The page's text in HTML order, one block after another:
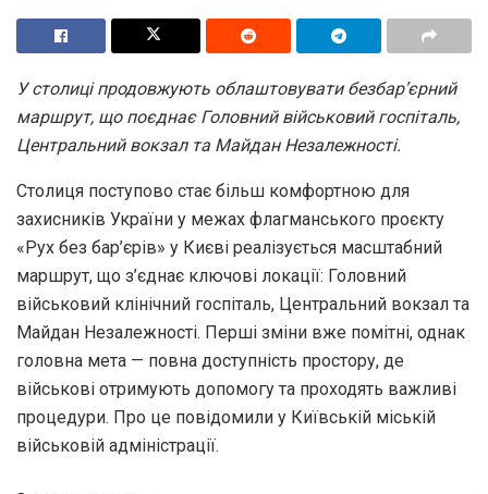
У столиці продовжують облаштовувати безбар’єрний
маршрут, що поєднає Головний військовий госпіталь,
Центральний вокзал та Майдан Незалежності.
Столиця поступово стає більш комфортною для
захисників України у межах флагманського проєкту
«Рух без бар’єрів» у Києві реалізується масштабний
маршрут, що з’єднає ключові локації: Головний
військовий клінічний госпіталь, Центральний вокзал та
Майдан Незалежності. Перші зміни вже помітні, однак
головна мета — повна доступність простору, де
військові отримують допомогу та проходять важливі
процедури. Про це повідомили у Київській міській
військовій адміністрації.